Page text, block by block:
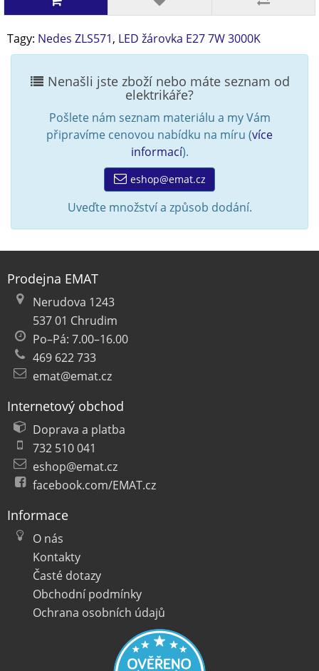
Tagy: Nedes ZLS571, LED žárovka E27 7W 3000K
Nenašli jste zboží nebo máte seznam od
elektrikáře?
Pošlete nám seznam materiálu a my Vám
připravíme cenovou nabídku na míru (více
informací).
eshop@emat.cz
Uveďte množství a způsob dodání.
Prodejna EMAT
Nerudova 1243
537 01 Chrudim
Po–Pá: 7.00–16.00
469 622 733
emat@emat.cz
Internetový obchod
Doprava a platba
732 510 041
eshop@emat.cz
facebook.com/EMAT.cz
Informace
O nás
Kontakty
Časté dotazy
Obchodní podmínky
Ochrana osobních údajů